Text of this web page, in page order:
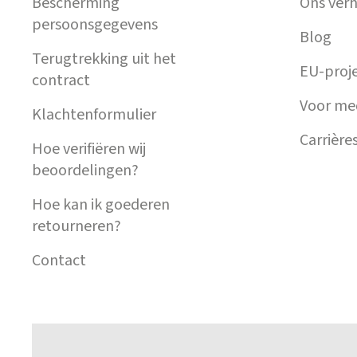
persoonsgegevens
Terugtrekking uit het
contract
Klachtenformulier
Hoe verifiëren wij
beoordelingen?
Hoe kan ik goederen
retourneren?
Contact
Blog
EU-
Voor